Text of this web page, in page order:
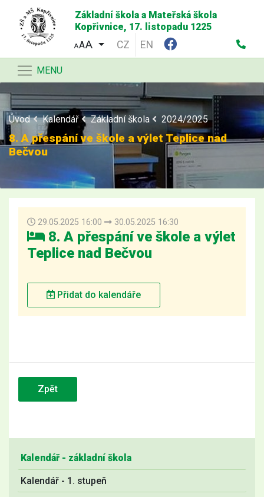
Základní škola a Mateřská škola
Kopřivnice, 17. listopadu 1225
AA CZ EN
MENU
Úvod Kalendář Základní škola 2024/2025
8. A přespání ve škole a výlet Teplice nad
Bečvou
Kalendář - základní škola
Kalendář - 1. stupeň
29.05.2025 16:00 30.05.2025 16:30
8. A přespání ve škole a výlet
Teplice nad Bečvou
Přidat do kalendáře
Zpět